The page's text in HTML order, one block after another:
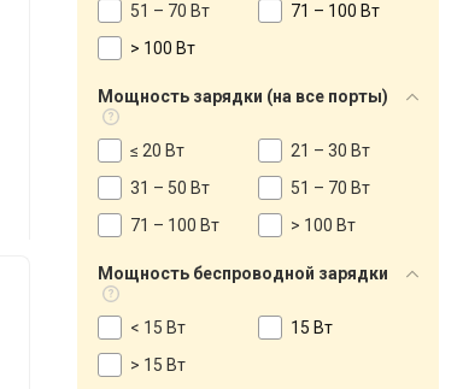
51 – 70 Вт
71 – 100 Вт
> 100 Вт
Мощность зарядки (на все порты)
≤ 20 Вт
21 – 30 Вт
31 – 50 Вт
51 – 70 Вт
71 – 100 Вт
> 100 Вт
Мощность беспроводной зарядки
< 15 Вт
15 Вт
> 15 Вт